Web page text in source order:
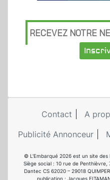
RECEVEZ NOTRE
Contact
A
Publicité Annonceur
© L'Embarqué 2026 est un site des
Siège social : 10 rue de
Dantec CS 62020 – 29018
publication : Jacques